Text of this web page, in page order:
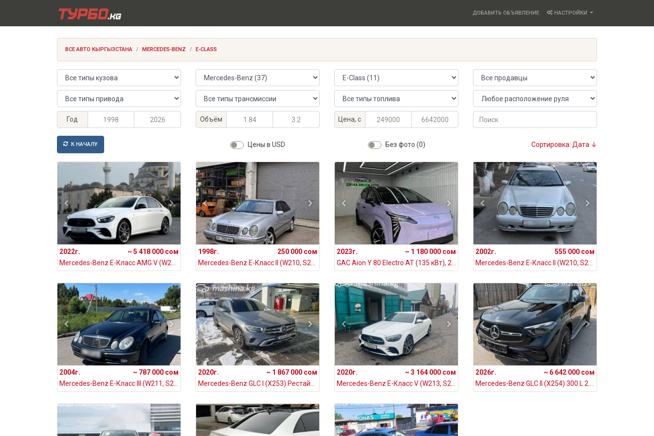
ДОБАВИТЬ ОБЪЯВЛЕНИЕ НАСТРОЙКИ
ВСЕ АВТО КЫРГЫЗСТАНА MERCEDES-BENZ E-CLASS
Тип кузова Марка автомобиля Модель автомобиля Продавец
Тип привода Тип трансмиссии Тип топлива Расположение руля
Год
Максимальный год выпуска
Минимальный год выпуска Объём
Максимальный объём, л
Минимальный объём, л Цена, с
Максимальная цена, KGS
Минимальная цена, KGS Поиск
Цены в USD Без фото (0)
К НАЧАЛУ Сортировка: Дата ↓
2022г.
~ 5 418 000 сом
1998г.
250 000 сом
2023г.
~ 1 180 000 сом
2002г.
555 000 сом
2004г.
~ 787 000 сом
2020г.
~ 1 867 000 сом
2020г.
~ 3 164 000 сом
2026г.
~ 6 642 000 сом